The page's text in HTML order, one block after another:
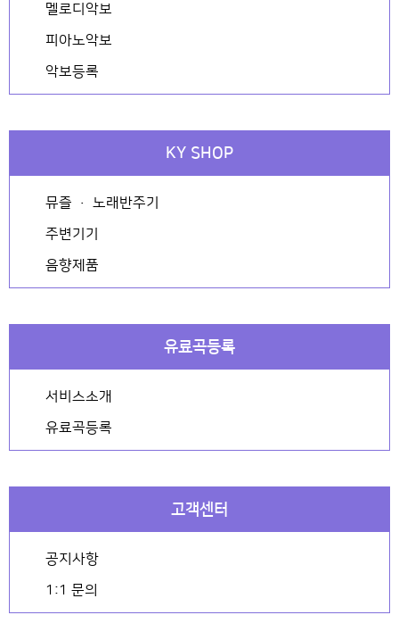
멜로디악보
피아노악보
악보등록
KY SHOP
뮤즐 · 노래반주기
주변기기
음향제품
유료곡등록
서비스소개
유료곡등록
고객센터
공지사항
1:1 문의